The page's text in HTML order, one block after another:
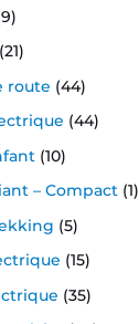
(21)
route (44)
(44)
(10)
– Compact (1)
(5)
(15)
(35)